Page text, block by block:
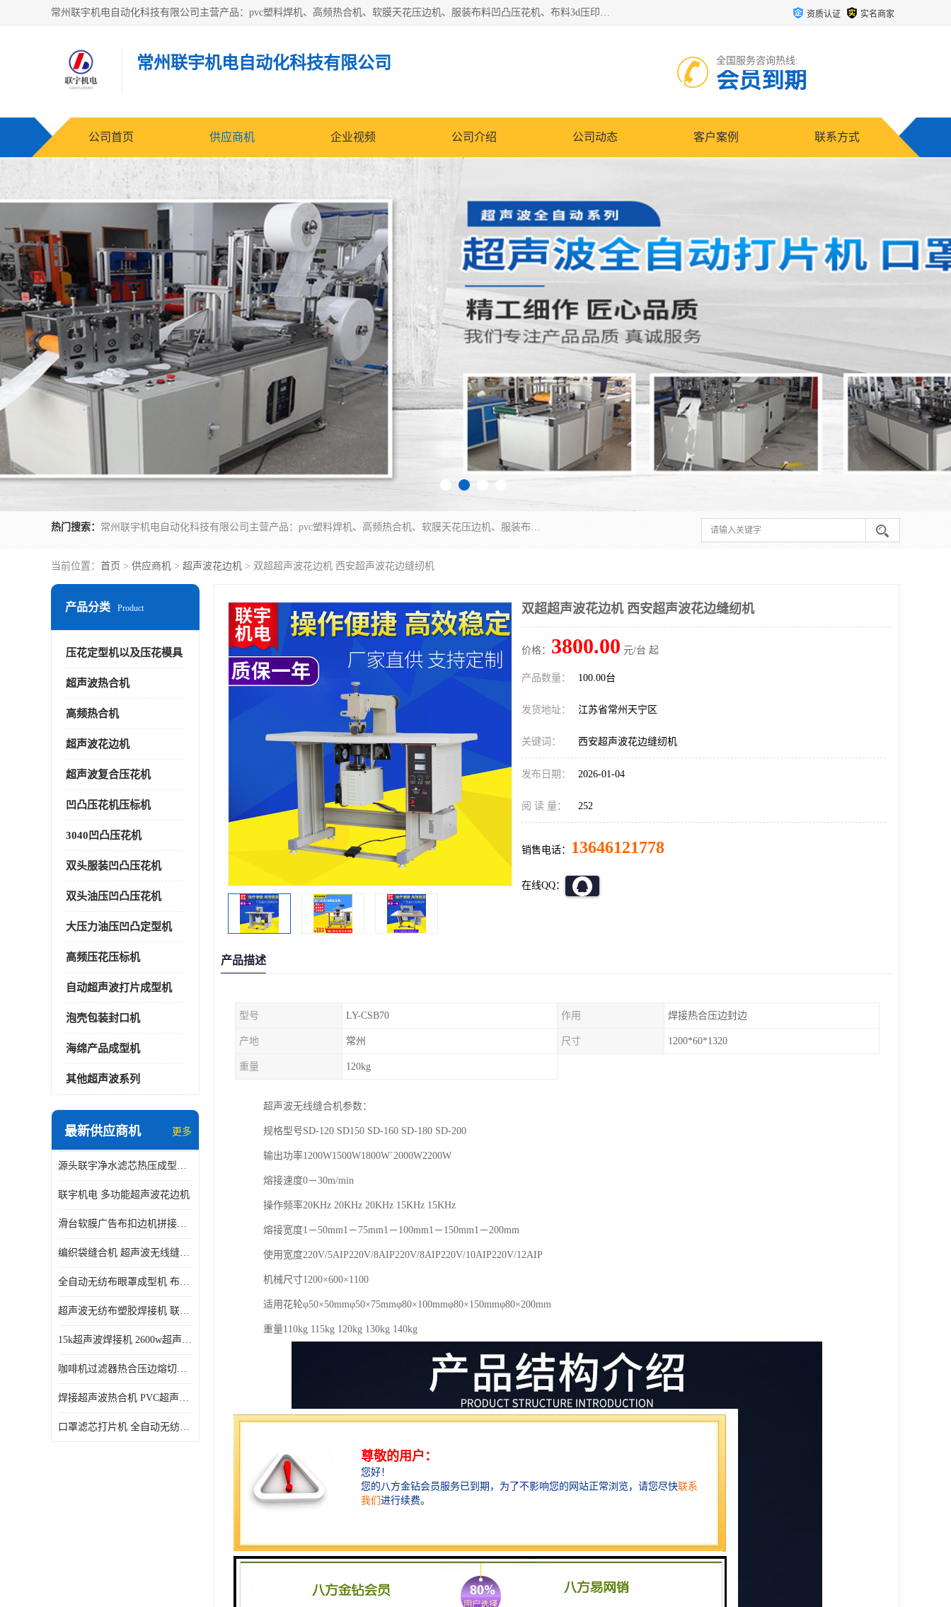
常州联宇机电自动化科技有限公司主营产品：pvc塑料焊机、高频热合机、软膜天花压边机、服装布料凹凸压花机、布料3d压印设备、服装植胶设备、超声波布料花边机、无纺布热合机、全自动压花机。 资质认证 实名商家
常州联宇机电自动化科技有限公司 全国服务咨询热线:
会员到期
公司首页 供应商机 企业视频 公司介绍 公司动态 客户案例 联系方式
热门搜索： 常州联宇机电自动化科技有限公司主营产品：pvc塑料焊机、高频热合机、软膜天花压边机、服装布料凹凸压花机、布料3d压印设备、服装植胶设备、超声波布料花边机、无纺布热合机、全自动压花机。
当前位置： 首页 > 供应商机 > 超声波花边机 > 双超超声波花边机 西安超声波花边缝纫机
产品分类 Product
压花定型机以及压花模具
超声波热合机
高频热合机
超声波花边机
超声波复合压花机
凹凸压花机压标机
3040凹凸压花机
双头服装凹凸压花机
双头油压凹凸压花机
大压力油压凹凸定型机
高频压花压标机
自动超声波打片成型机
泡壳包装封口机
海绵产品成型机
其他超声波系列
最新供应商机 更多
源头联宇净水滤芯热压成型机器 超声波大功率封边机
联宇机电 多功能超声波花边机
滑台软膜广告布扣边机拼接机用于焊接热合拼接作用
编织袋缝合机 超声波无线缝合机 厂家现货供应
全自动无纺布眼罩成型机 布料海绵眼罩热合切边机
超声波无纺布塑胶焊接机 联宇制造
15k超声波焊接机 2600w超声波焊接机 联宇制造
咖啡机过滤器热合压边熔切机 超声波无纺布喷胶棉热合机
焊接超声波热合机 PVC超声波焊接机 无纺布超声波设备
口罩滤芯打片机 全自动无纺布压花压标设备 多层料复合机
双超超声波花边机 西安超声波花边缝纫机
价格： 3800.00 元/台 起
产品数量： 100.00台
发货地址： 江苏省常州天宁区
关键词： 西安超声波花边缝纫机
发布日期： 2026-01-04
阅 读 量： 252
销售电话： 13646121778
在线QQ：
产品描述
型号 LY-CSB70 作用 焊接热合压边封边
产地 常州 尺寸 1200*60*1320
重量 120kg
超声波无线缝合机参数：
规格型号SD-120 SD150 SD-160 SD-180 SD-200
输出功率1200W1500W1800W`2000W2200W
熔接速度0－30m/min
操作频率20KHz 20KHz 20KHz 15KHz 15KHz
熔接宽度1－50mm1－75mm1－100mm1－150mm1－200mm
使用宽度220V/5AIP220V/8AIP220V/8AIP220V/10AIP220V/12AIP
机械尺寸1200×600×1100
适用花轮φ50×50mmφ50×75mmφ80×100mmφ80×150mmφ80×200mm
重量110kg 115kg 120kg 130kg 140kg